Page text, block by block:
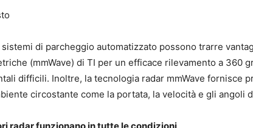
di parcheggio automatizzato possono trarre
(mmWave) di TI per un efficace rilevamento a 360
difficili. Inoltre, la tecnologia radar mmWave fornisce
circostante come la portata, la velocità e gli angoli